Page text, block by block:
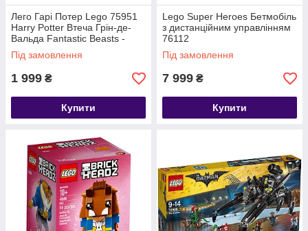
Лего Гарі Потер Lego 75951
Harry Potter Втеча Грін-де-
Вальда Fantastic Beasts -
Grindelwald's Escape
Під замовлення
1 999 ₴
Купити
Lego Super Heroes Бетмобіль
з дистанційним управлінням
76112
Під замовлення
7 999 ₴
Купити